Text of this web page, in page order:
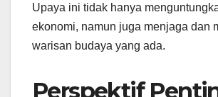
Upaya ini tidak hanya
ekonomi, namun juga menjaga dan
warisan budaya yang ada.
Perspektif